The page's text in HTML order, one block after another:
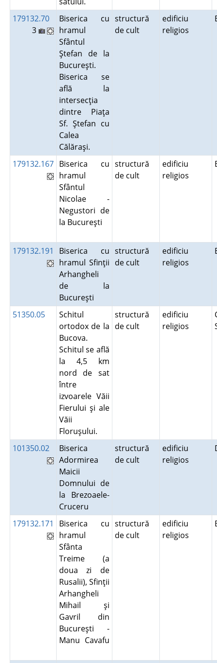
179132.70
3
Biserica cu
hramul
Sfântul
Ştefan de la
Bucureşti.
Biserica se
află la
intersecţia
dintre Piaţa
Sf. Ştefan cu
Calea
Călăraşi.
structură
de cult
edificiu
religios
179132.167 Biserica cu
hramul
Sfântul
Nicolae -
Negustori de
la Bucureşti
structură
de cult
edificiu
religios
179132.191
Biserica cu
hramul Sfinţii
Arhangheli
de la
Bucureşti
structură
de cult
edificiu
religios
51350.05
Schitul
ortodox de la
Bucova.
Schitul se află
la 4,5 km
nord de sat
între
izvoarele Văii
Fierului şi ale
Văii
Floruşului.
structură
de cult
edificiu
religios
101350.02
Biserica
Adormirea
Maicii
Domnului de
la Brezoaele-
Cruceru
structură
de cult
edificiu
religios
179132.171
Biserica cu
hramul
Sfânta
Treime (a
doua zi de
Rusalii), Sfinţii
Arhangheli
Mihail şi
Gavril din
Bucureşti -
Manu Cavafu
structură
de cult
edificiu
religios